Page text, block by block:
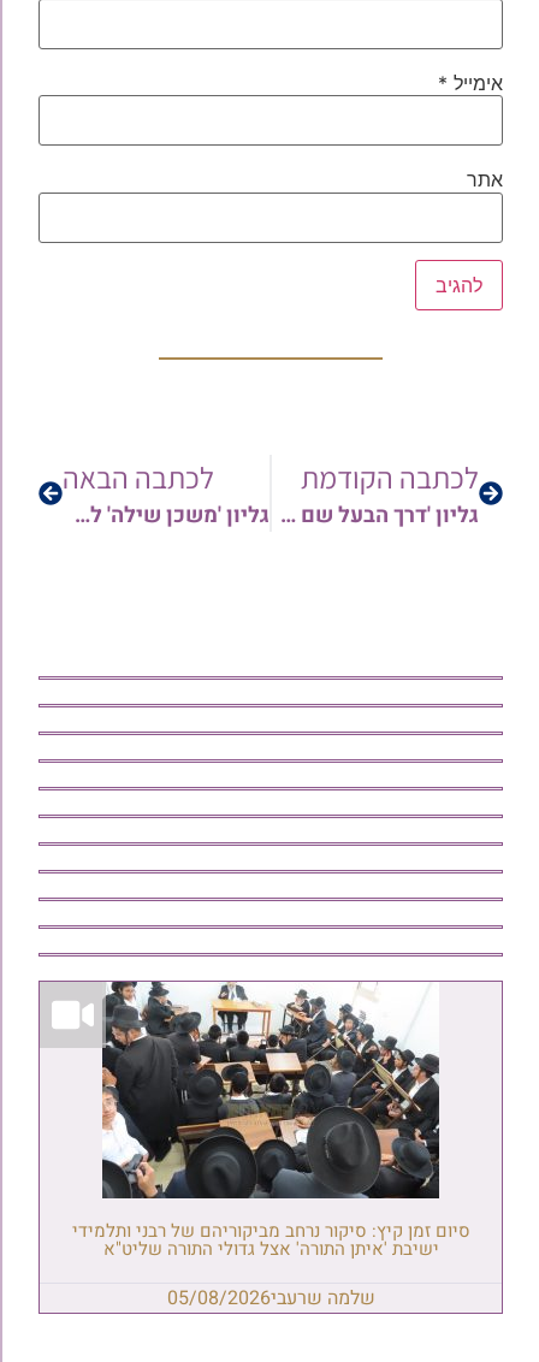
אימייל *
אתר
לכתבה הקודמת
גליון 'דרך הבעל שם טוב' לשבת חוה"מ סוכות תשפ"ו
לכתבה הבאה
גליון 'משכן שילה' לפרשת בראשית תשפ"ו
סיום זמן קיץ: סיקור נרחב מביקוריהם של רבני ותלמידי
ישיבת 'איתן התורה' אצל גדולי התורה שליט"א
שלמה שרעבי05/08/2026